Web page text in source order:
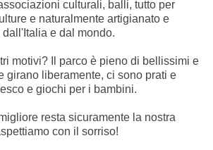
culturali, balli, tutto per
e naturalmente artigianato e
e dal mondo.
motivi? Il parco è pieno di bellissimi e
girano liberamente, ci sono prati e
e giochi per i bambini.
resta sicuramente la nostra
con il sorriso!